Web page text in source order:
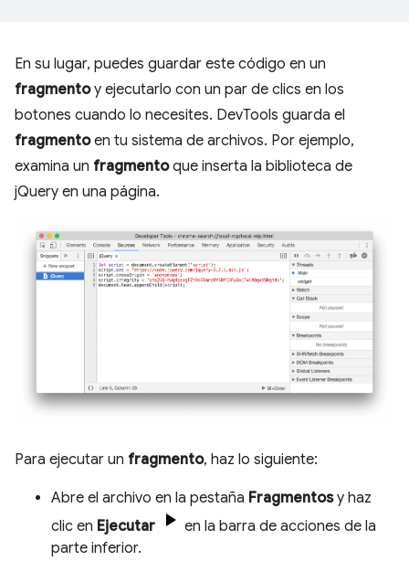
En su lugar, puedes guardar este código en un
fragmentoy ejecutarlo con un par de clics en los
botones cuando lo necesites. DevTools guarda el
fragmentoen tu sistema de archivos. Por ejemplo,
examina un fragmentoque inserta la biblioteca de
jQuery en una página.
Para ejecutar un fragmento, haz lo siguiente:
Abre el archivo en la pestaña Fragmentosy haz
clic en Ejecutar
en la barra de acciones de la
parte inferior.